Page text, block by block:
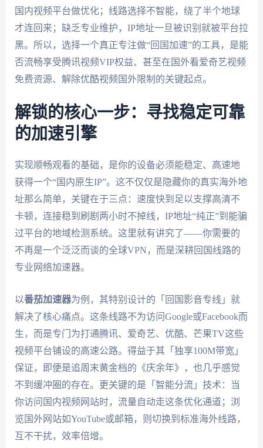
国内视频平台做优化；线路选择不智能，绕了半个地球
才连回来；缺乏专业维护，IP地址一旦被识别就被平台拉
黑。所以，选择一个真正专注做“回国加速”的工具，是能
否流畅享受腾讯视频VIP权益、甚至在国外看爱奇艺视频
免费资源、解除优酷视频国外限制的关键起点。
解锁的核心一步：寻找稳定可靠
的加速引擎
实现顺畅观看的基础，是你的设备必须能稳定、高速地
获得一个“国内原生IP”。这不仅仅是隐藏你的真实海外地
址那么简单，关键在于三点：速度快到足以支撑高清不
卡顿，连接稳到刷剧两小时不掉线，IP地址“纯正”到能骗
过平台的地域检测系统。这里就有讲究了——你需要的
不再是一个泛泛而谈的全球VPN，而是深耕回国线路的
专业网络加速器。
以番茄加速器为例，其特别设计的「回国影音专线」就
解决了核心痛点。这条线路不为访问Google或Facebook而
生，而是专门为打通腾讯、爱奇艺、优酷、芒果TV这些
视频平台铺设的高速公路。得益于其「独享100M带宽」
保证，即便是追周末黄金档的《庆余年》，也几乎感觉
不到缓冲圈的存在。更关键的是「智能分流」技术：当
你访问国内视频网站时，流量自动走这条优化通道；浏
览国外网站如YouTube或邮箱，则切换到标准海外线路，
互不干扰，效率倍增。